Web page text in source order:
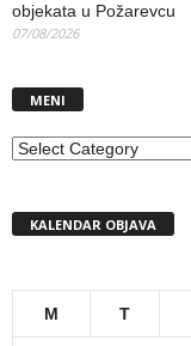
objekata u Požarevcu
07/08/2026
MENI
MENI
KALENDAR OBJAVA
M T